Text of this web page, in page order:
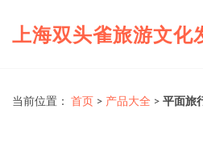
上海双头雀旅游文化
当前位置： 首页 > 产品大全 > 平面旅